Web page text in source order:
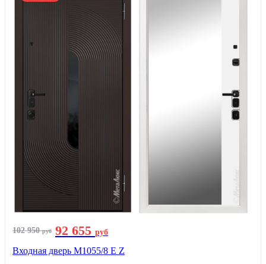
102 950руб 92 655 руб
Входная дверь М1055/8 Е Z